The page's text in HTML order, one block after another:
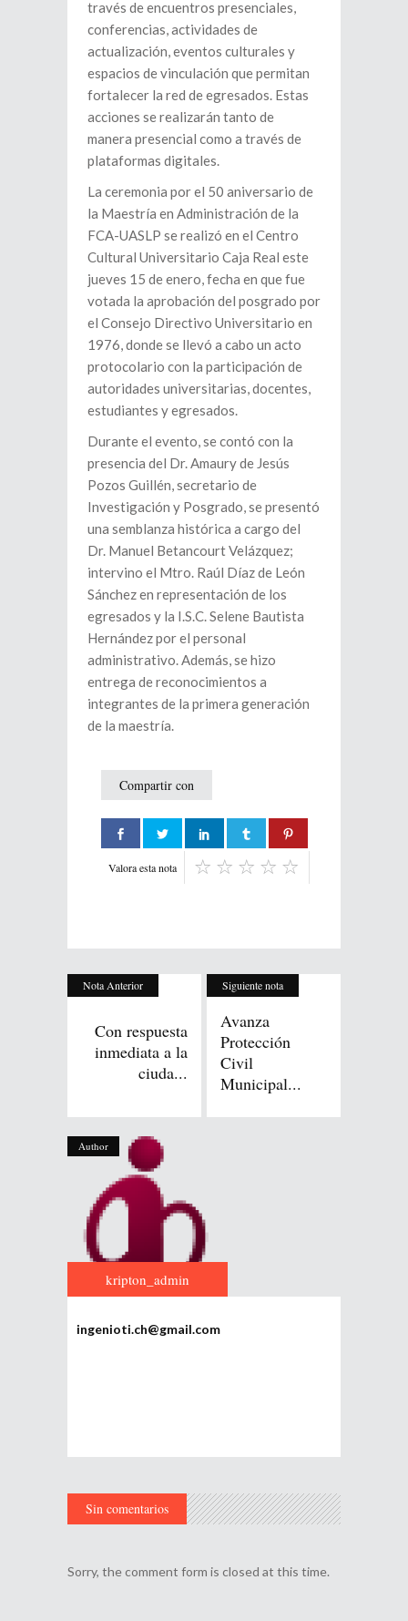
través de encuentros presenciales,
conferencias, actividades de
actualización, eventos culturales y
espacios de vinculación que permitan
fortalecer la red de egresados. Estas
acciones se realizarán tanto de
manera presencial como a través de
plataformas digitales.
La ceremonia por el 50 aniversario de
la Maestría en Administración de la
FCA-UASLP se realizó en el Centro
Cultural Universitario Caja Real este
jueves 15 de enero, fecha en que fue
votada la aprobación del posgrado por
el Consejo Directivo Universitario en
1976, donde se llevó a cabo un acto
protocolario con la participación de
autoridades universitarias, docentes,
estudiantes y egresados.
Durante el evento, se contó con la
presencia del Dr. Amaury de Jesús
Pozos Guillén, secretario de
Investigación y Posgrado, se presentó
una semblanza histórica a cargo del
Dr. Manuel Betancourt Velázquez;
intervino el Mtro. Raúl Díaz de León
Sánchez en representación de los
egresados y la I.S.C. Selene Bautista
Hernández por el personal
administrativo. Además, se hizo
entrega de reconocimientos a
integrantes de la primera generación
de la maestría.
Compartir con
Valora esta nota
Nota Anterior
Con respuesta
inmediata a la
ciuda...
Siguiente nota
Avanza
Protección
Civil
Municipal...
Author
kripton_admin
ingenioti.ch@gmail.com
Sin comentarios
Sorry, the comment form is closed at this time.